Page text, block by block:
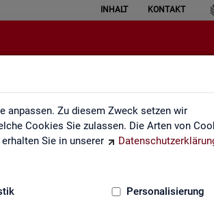
anpassen. Zu diesem Zweck setzen wir
Cookies Sie zulassen. Die Arten von
Sie in unserer
Personalisierung
INHALT KONTAKT